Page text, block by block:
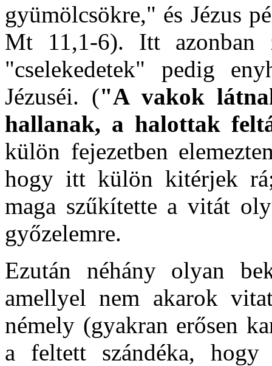
gyümölcsökre," és Jézus
Mt 11,1-6). Itt azonban
"cselekedetek" pedig
Jézuséi. ("A vakok
hallanak, a halottak
külön fejezetben
hogy itt külön kitérjek
maga szűkítette a vitát
győzelemre.
Ezután néhány olyan
amellyel nem akarok
némely (gyakran erősen
a feltett szándéka, hogy